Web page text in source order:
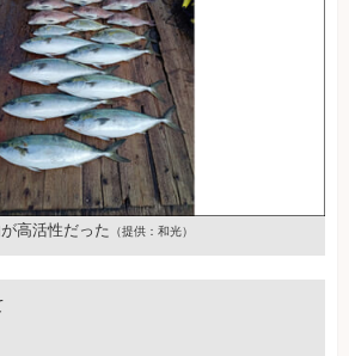
高活性だった （提供：和光）